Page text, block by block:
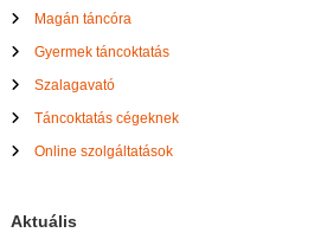
Magán táncóra
Gyermek táncoktatás
Szalagavató
Táncoktatás cégeknek
Online szolgáltatások
Aktuális